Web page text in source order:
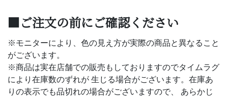
■ご注文の前にご確認ください
※モニターにより、色の見え方が実際の商品と異なること
がございます。
※商品は実在店舗での販売もしておりますのでタイムラグ
により在庫数のずれが 生じる場合がございます。在庫あ
りの表示でも品切れの場合がございますので、 あらかじ